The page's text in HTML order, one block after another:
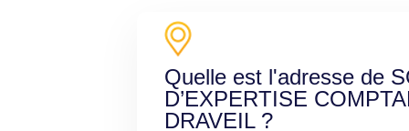
Quelle est l'adresse de
D’EXPERTISE
DRAVEIL ?